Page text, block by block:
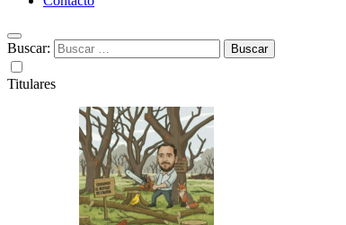
Buscar:
Titulares